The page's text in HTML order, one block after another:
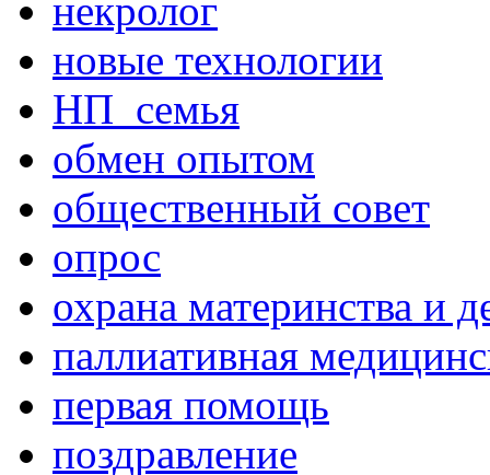
некролог
новые технологии
НП_семья
обмен опытом
общественный совет
опрос
охрана материнства и
паллиативная
первая помощь
поздравление